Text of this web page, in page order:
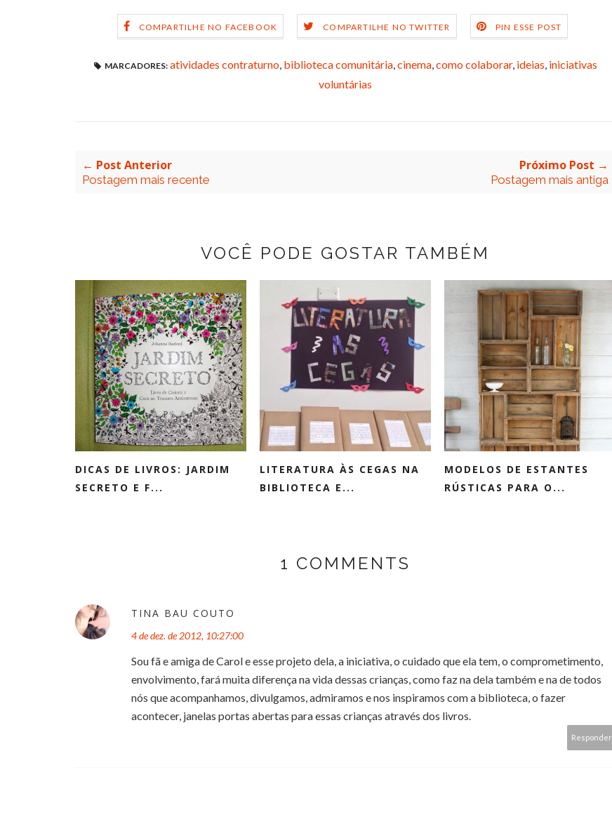
COMPARTILHE NO FACEBOOK COMPARTILHE NO TWITTER PIN ESSE POST
MARCADORES: atividades contraturno, biblioteca comunitária,cinema,como colaborar, ideias, iniciativas
voluntárias
← Post Anterior
Postagem mais recente
Próximo Post →
Postagem mais antiga
VOCÊ PODE GOSTAR TAMBÉM
DICAS DE LIVROS: JARDIM
SECRETO E F...
LITERATURA ÀS CEGAS NA
BIBLIOTECA E...
MODELOS DE ESTANTES
RÚSTICAS PARA O...
1 COMMENTS
TINA BAU COUTO
4 de dez. de 2012, 10:27:00
Sou fã e amiga de Carol e esse projeto dela, a iniciativa, o cuidado que ela tem, o comprometimento,
envolvimento, fará muita diferença na vida dessas crianças, como faz na dela também e na de todos
nós que acompanhamos, divulgamos, admiramos e nos inspiramos com a biblioteca, o fazer
acontecer, janelas portas abertas para essas crianças através dos livros.
Responder